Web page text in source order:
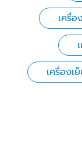
เครื่อ
เครื่องเ